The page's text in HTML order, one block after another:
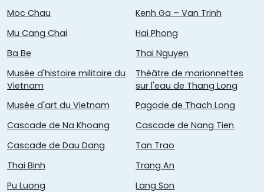
Moc Chau
Kenh Ga – Van Trinh
Mu Cang Chai
Hai Phong
Ba Be
Thai Nguyen
Musée d'histoire militaire du
Vietnam
Théâtre de marionnettes
sur l'eau de Thang Long
Musée d'art du Vietnam
Pagode de Thach Long
Cascade de Na Khoang
Cascade de Nang Tien
Cascade de Dau Dang
Tan Trao
Thai Binh
Trang An
Pu Luong
Lang Son